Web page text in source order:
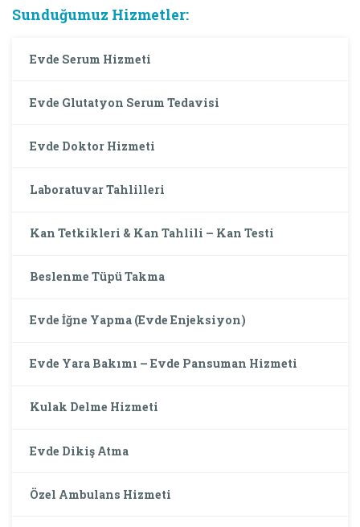
Sunduğumuz Hizmetler:
Evde Serum Hizmeti
Evde Glutatyon Serum Tedavisi
Evde Doktor Hizmeti
Laboratuvar Tahlilleri
Kan Tetkikleri & Kan Tahlili – Kan Testi
Beslenme Tüpü Takma
Evde İğne Yapma (Evde Enjeksiyon)
Evde Yara Bakımı – Evde Pansuman Hizmeti
Kulak Delme Hizmeti
Evde Dikiş Atma
Özel Ambulans Hizmeti